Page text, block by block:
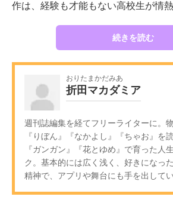
作は、経験も才能もない高校生が情
続きを読む
おりたまかだみあ
折田マカダミア
週刊誌編集を経てフリーライターに。
『りぼん』『なかよし』『ちゃお』を
『ガンガン』『花とゆめ』で育った人
ク。基本的には広く浅く、好きになっ
精神で、アプリや舞台にも手を出してい